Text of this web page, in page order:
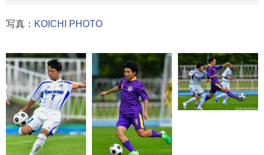
写真： KOICHI PHOTO